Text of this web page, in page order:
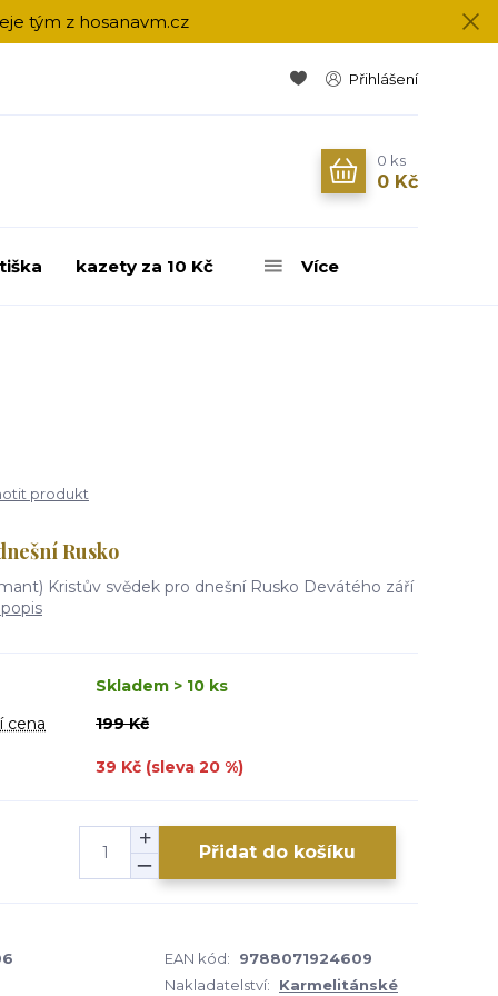
tým z hosanavm.cz
Přihlášení
0 ks
0 Kč
kazety za 10 Kč Více
produkt
Rusko
Kristův svědek pro dnešní Rusko Devátého září
Skladem > 10 ks
cena
199 Kč
39 Kč (sleva 20 %)
Přidat do košíku
EAN kód:
9788071924609
Nakladatelství:
Karmelitánské